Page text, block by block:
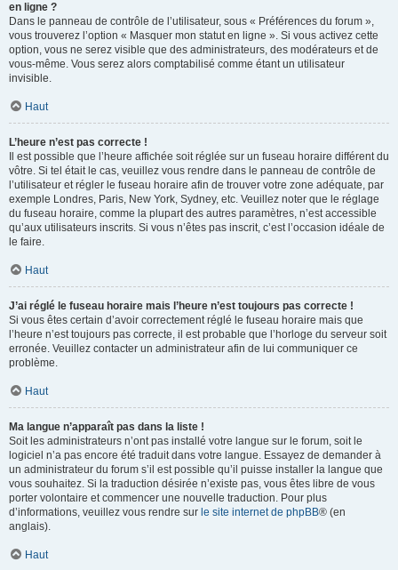
en ligne ?
Dans le panneau de contrôle de l’utilisateur, sous « Préférences du forum »,
vous trouverez l’option « Masquer mon statut en ligne ». Si vous activez cette
option, vous ne serez visible que des administrateurs, des modérateurs et de
vous-même. Vous serez alors comptabilisé comme étant un utilisateur
invisible.
Haut
L’heure n’est pas correcte !
Il est possible que l’heure affichée soit réglée sur un fuseau horaire différent du
vôtre. Si tel était le cas, veuillez vous rendre dans le panneau de contrôle de
l’utilisateur et régler le fuseau horaire afin de trouver votre zone adéquate, par
exemple Londres, Paris, New York, Sydney, etc. Veuillez noter que le réglage
du fuseau horaire, comme la plupart des autres paramètres, n’est accessible
qu’aux utilisateurs inscrits. Si vous n’êtes pas inscrit, c’est l’occasion idéale de
le faire.
Haut
J’ai réglé le fuseau horaire mais l’heure n’est toujours pas correcte !
Si vous êtes certain d’avoir correctement réglé le fuseau horaire mais que
l’heure n’est toujours pas correcte, il est probable que l’horloge du serveur soit
erronée. Veuillez contacter un administrateur afin de lui communiquer ce
problème.
Haut
Ma langue n’apparaît pas dans la liste !
Soit les administrateurs n’ont pas installé votre langue sur le forum, soit le
logiciel n’a pas encore été traduit dans votre langue. Essayez de demander à
un administrateur du forum s’il est possible qu’il puisse installer la langue que
vous souhaitez. Si la traduction désirée n’existe pas, vous êtes libre de vous
porter volontaire et commencer une nouvelle traduction. Pour plus
d’informations, veuillez vous rendre sur le site internet de phpBB® (en
anglais).
Haut